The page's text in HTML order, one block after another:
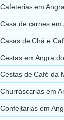
Cafeterias em
Casa de carnes em
Casas de Chá e
Cestas em Angra
Cestas de Café da
Churrascarias em
Confeitarias em